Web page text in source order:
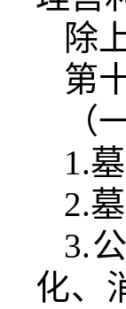
除
第
（
1.
2.
3.
化、